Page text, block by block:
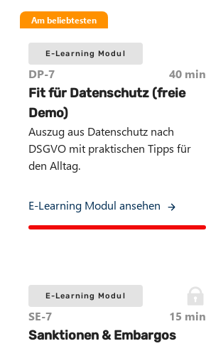
Am beliebtesten
E-Learning Modul
DP-7 40 min
Fit für Datenschutz (freie
Demo)
Auszug aus Datenschutz nach
DSGVO mit praktischen Tipps für
den Alltag.
E-Learning Modul ansehen
E-Learning Modul
SE-7 15 min
Sanktionen & Embargos